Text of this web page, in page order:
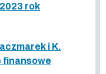
rok
i K.
finansowe